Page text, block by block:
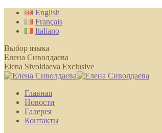
Перейти
содержанию
English
Français
Italiano
Выбор языка
Елена Сиволдаева
Elena Sivoldaeva Exclusive
Главная
Новости
Галерея
Контакты